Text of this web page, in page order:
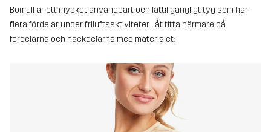
Bomull är ett mycket användbart och lättillgängligt tyg som har
flera fördelar under friluftsaktiviteter. Låt titta närmare på
fördelarna och nackdelarna med materialet: